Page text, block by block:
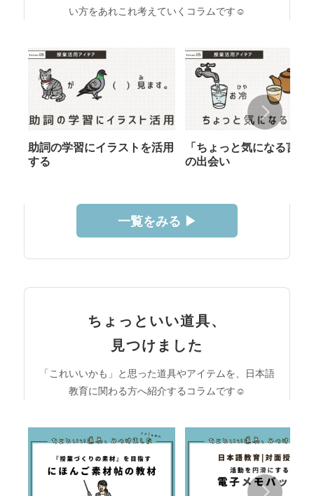
い方をあれこれ考えていくコラムです☺︎
助詞の学習にイラストを活用
する
「ちょっと気になる言葉
の出会い
一覧をみる ▶︎
ちょっといい道具、
見つけました
「これいいかも」と思った道具やアイテムを、日本語
教育に関わる方へ紹介するコラムです☺︎